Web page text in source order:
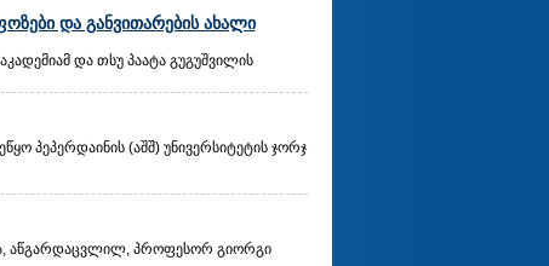
და განვითარების ახალი
და თსუ პაატა გუგუშვილის
პეპერდაინის (აშშ) უნივერსიტეტის ჯორჯ
აწგარდაცვლილ, პროფესორ გიორგი